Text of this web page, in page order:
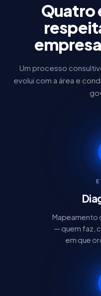
Quatro
Um processo
evolui com a área e
Mapeamento
— quem faz,
em que